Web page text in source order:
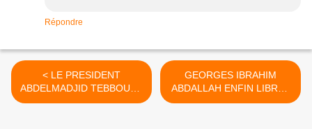
Répondre
< LE PRESIDENT
ABDELMADJID TEBBOUNE
A RENCONTRE LE PAPE
GEORGES IBRAHIM
ABDALLAH ENFIN LIBRE !
>